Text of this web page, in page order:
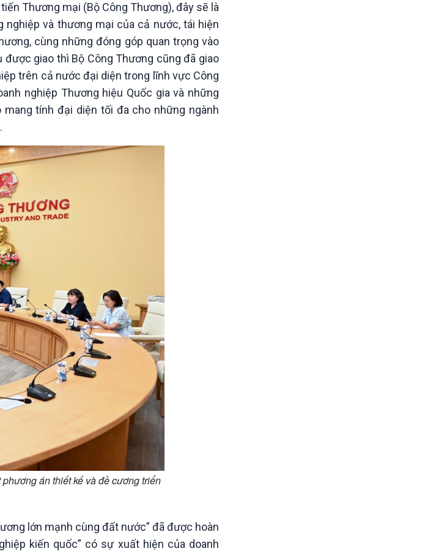
Thương mại (Bộ Công Thương), đây sẽ là
và thương mại của cả nước, tái hiện
cùng những đóng góp quan trọng vào
giao thì Bộ Công Thương cũng đã giao
trên cả nước đại diện trong lĩnh vực Công
nghiệp Thương hiệu Quốc gia và những
tính đại diện tối đa cho những ngành
án thiết kế và đề cương triển
lớn mạnh cùng đất nước” đã được hoàn
kiến quốc” có sự xuất hiện của doanh